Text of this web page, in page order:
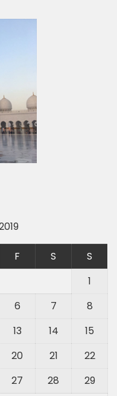
F S
S
1
6 7
8
13 14
15
20 21
22
27 28 29